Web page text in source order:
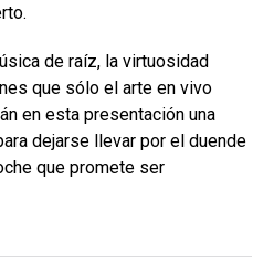
de raíz, la virtuosidad
que sólo el arte en vivo
en esta presentación una
dejarse llevar por el duende
que promete ser